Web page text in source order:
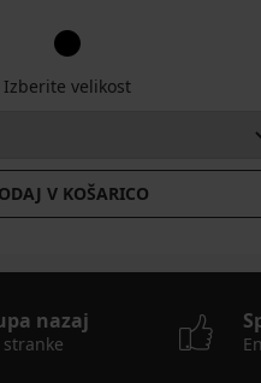
Izberite velikost
V KOŠARICO
nazaj